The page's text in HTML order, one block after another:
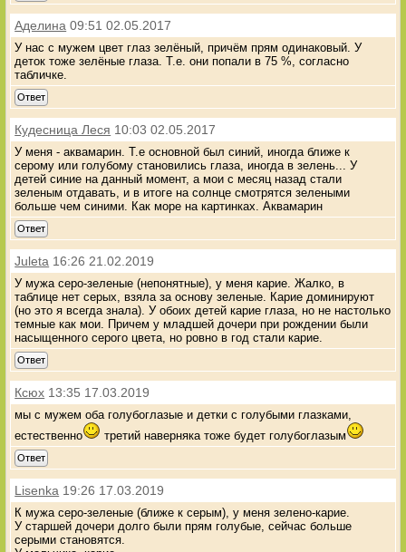
Аделина 09:51 02.05.2017
У нас с мужем цвет глаз зелёный, причём прям одинаковый. У
деток тоже зелёные глаза. Т.е. они попали в 75 %, согласно
табличке.
Ответ
Кудесница Леся 10:03 02.05.2017
У меня - аквамарин. Т.е основной был синий, иногда ближе к
серому или голубому становились глаза, иногда в зелень... У
детей синие на данный момент, а мои с месяц назад стали
зеленым отдавать, и в итоге на солнце смотрятся зелеными
больше чем синими. Как море на картинках. Аквамарин
Ответ
Juleta 16:26 21.02.2019
У мужа серо-зеленые (непонятные), у меня карие. Жалко, в
таблице нет серых, взяла за основу зеленые. Карие доминируют
(но это я всегда знала). У обоих детей карие глаза, но не настолько
темные как мои. Причем у младшей дочери при рождении были
насыщенного серого цвета, но ровно в год стали карие.
Ответ
Ксюх 13:35 17.03.2019
мы с мужем оба голубоглазые и детки с голубыми глазками,
естественно
третий наверняка тоже будет голубоглазым
Ответ
Lisenka 19:26 17.03.2019
К мужа серо-зеленые (ближе к серым), у меня зелено-карие.
У старшей дочери долго были прям голубые, сейчас больше
серыми становятся.